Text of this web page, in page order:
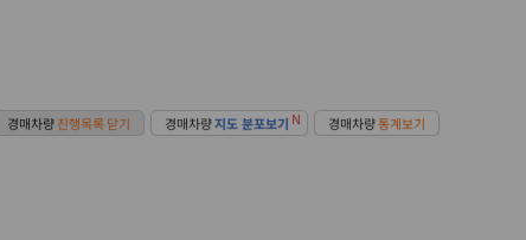
경매차량진행목록 닫기 경매차량지도 분포보기 N 경매차량통계보기